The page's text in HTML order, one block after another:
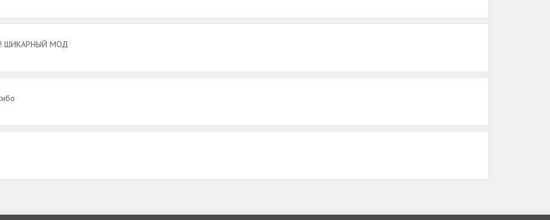
ШИКАРНЫЙ МОД